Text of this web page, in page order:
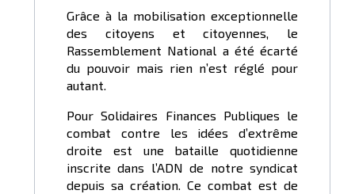
Grâce à la mobilisation exceptionnelle
des citoyens et citoyennes, le
Rassemblement National a été écarté
du pouvoir mais rien n’est réglé pour
autant.
Pour Solidaires Finances Publiques le
combat contre les idées d’extrême
droite est une bataille quotidienne
inscrite dans l’ADN de notre syndicat
depuis sa création. Ce combat est de